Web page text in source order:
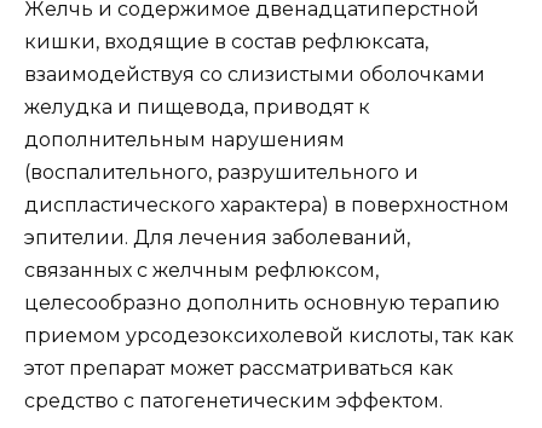
Желчь и содержимое двенадцатиперстной
кишки, входящие в состав рефлюксата,
взаимодействуя со слизистыми оболочками
желудка и пищевода, приводят к
дополнительным нарушениям
(воспалительного, разрушительного и
диспластического характера) в поверхностном
эпителии. Для лечения заболеваний,
связанных с желчным рефлюксом,
целесообразно дополнить основную терапию
приемом урсодезоксихолевой кислоты, так как
этот препарат может рассматриваться как
средство с патогенетическим эффектом.